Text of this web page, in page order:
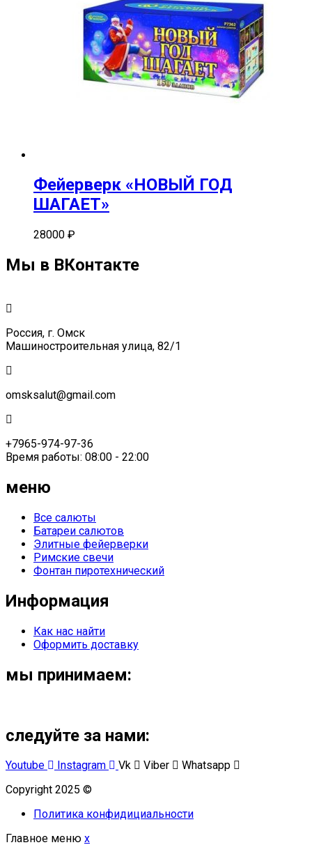
Фейерверк «НОВЫЙ ГОД
ШАГАЕТ»
28000 ₽
Мы в ВКонтакте
Россия, г. Омск
Машиностроительная улица, 82/1
omsksalut@gmail.com
+7965-974-97-36
Время работы: 08:00 - 22:00
меню
Все салюты
Батареи салютов
Элитные фейерверки
Римские свечи
Фонтан пиротехнический
Информация
Как нас найти
Оформить доставку
мы принимаем:
следуйте за нами:
Youtube Instagram Vk Viber
Whatsapp
Copyright 2025 ©
Политика конфидициальности
Главное меню x